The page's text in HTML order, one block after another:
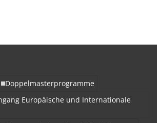
Doppelmasterprogramme
Europäische und Internationale